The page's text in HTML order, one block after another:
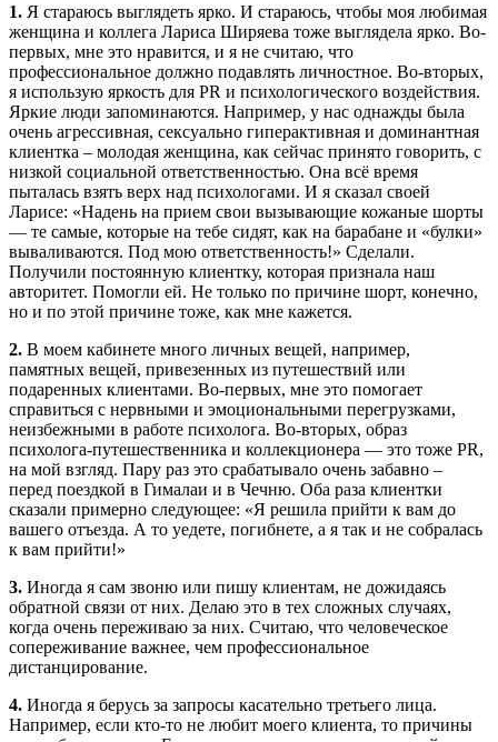
1. Я стараюсь выглядеть ярко. И стараюсь, чтобы моя любимая
женщина и коллега Лариса Ширяева тоже выглядела ярко. Во-
первых, мне это нравится, и я не считаю, что
профессиональное должно подавлять личностное. Во-вторых,
я использую яркость для PR и психологического воздействия.
Яркие люди запоминаются. Например, у нас однажды была
очень агрессивная, сексуально гиперактивная и доминантная
клиентка – молодая женщина, как сейчас принято говорить, с
низкой социальной ответственностью. Она всё время
пыталась взять верх над психологами. И я сказал своей
Ларисе: «Надень на прием свои вызывающие кожаные шорты
— те самые, которые на тебе сидят, как на барабане и «булки»
вываливаются. Под мою ответственность!» Сделали.
Получили постоянную клиентку, которая признала наш
авторитет. Помогли ей. Не только по причине шорт, конечно,
но и по этой причине тоже, как мне кажется.
2. В моем кабинете много личных вещей, например,
памятных вещей, привезенных из путешествий или
подаренных клиентами. Во-первых, мне это помогает
справиться с нервными и эмоциональными перегрузками,
неизбежными в работе психолога. Во-вторых, образ
психолога-путешественника и коллекционера — это тоже PR,
на мой взгляд. Пару раз это срабатывало очень забавно –
перед поездкой в Гималаи и в Чечню. Оба раза клиентки
сказали примерно следующее: «Я решила прийти к вам до
вашего отъезда. А то уедете, погибнете, а я так и не собралась
к вам прийти!»
3. Иногда я сам звоню или пишу клиентам, не дожидаясь
обратной связи от них. Делаю это в тех сложных случаях,
когда очень переживаю за них. Считаю, что человеческое
сопереживание важнее, чем профессиональное
дистанцирование.
4. Иногда я берусь за запросы касательно третьего лица.
Например, если кто-то не любит моего клиента, то причины